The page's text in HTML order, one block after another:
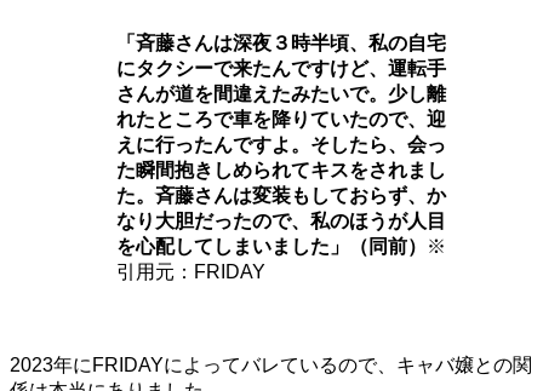
「斉藤さんは深夜３時半頃、私の自宅
にタクシーで来たんですけど、運転手
さんが道を間違えたみたいで。少し離
れたところで車を降りていたので、迎
えに行ったんですよ。そしたら、会っ
た瞬間抱きしめられてキスをされまし
た。斉藤さんは変装もしておらず、か
なり大胆だったので、私のほうが人目
を心配してしまいました」（同前）
※
引用元：FRIDAY
2023年にFRIDAYによってバレているので、キャバ嬢との関